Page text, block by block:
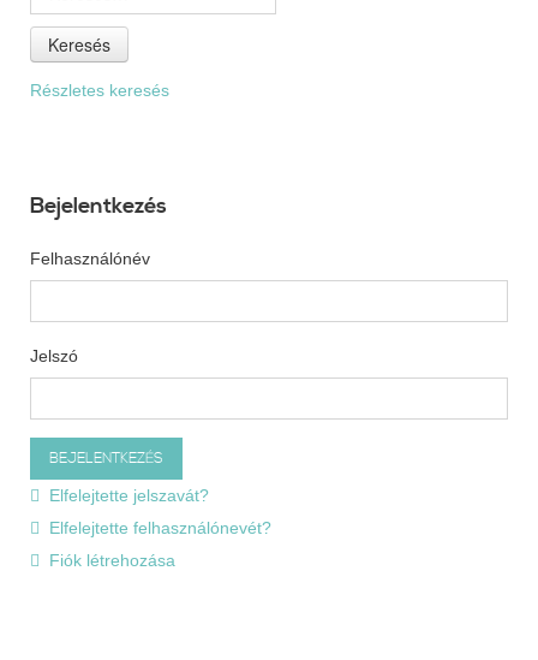
Keresés
Részletes keresés
Bejelentkezés
Felhasználónév
Jelszó
Elfelejtette jelszavát?
Elfelejtette felhasználónevét?
Fiók létrehozása